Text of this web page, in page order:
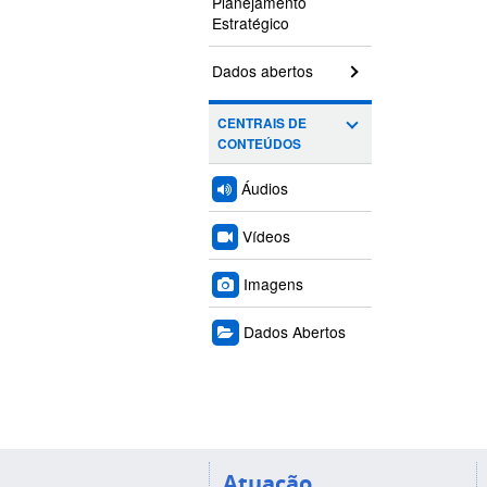
Estratégico
Dados abertos
CENTRAIS DE
CONTEÚDOS
Áudios
Vídeos
Imagens
Dados Abertos